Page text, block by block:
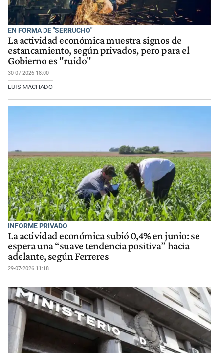
EN FORMA DE "SERRUCHO"
La actividad económica muestra signos de
estancamiento, según privados, pero para el
Gobierno es "ruido"
30-07-2026 18:00
LUIS MACHADO
INFORME PRIVADO
La actividad económica subió 0,4% en junio: se
espera una “suave tendencia positiva” hacia
adelante, según Ferreres
29-07-2026 11:18